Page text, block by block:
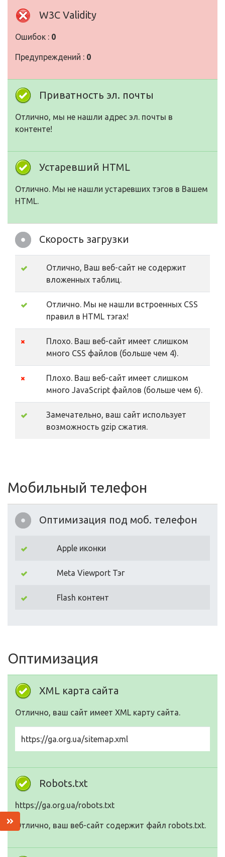
W3C Validity
Ошибок : 0
Предупреждений : 0
Приватность эл. почты
Отлично, мы не нашли адрес эл. почты в
контенте!
Устаревший HTML
Отлично. Мы не нашли устаревших тэгов в Вашем
HTML.
Скорость загрузки
Отлично, Ваш веб-сайт не содержит
вложенных таблиц.
Отлично. Мы не нашли встроенных CSS
правил в HTML тэгах!
Плохо. Ваш веб-сайт имеет слишком
много CSS файлов (больше чем 4).
Плохо. Ваш веб-сайт имеет слишком
много JavaScript файлов (больше чем 6).
Замечательно, ваш сайт использует
возможность gzip сжатия.
Мобильный телефон
Оптимизация под моб. телефон
Apple иконки
Meta Viewport Тэг
Flash контент
Оптимизация
XML карта сайта
Отлично, ваш сайт имеет XML карту сайта.
https://ga.org.ua/sitemap.xml
Robots.txt
https://ga.org.ua/robots.txt
Отлично, ваш веб-сайт содержит файл robots.txt.